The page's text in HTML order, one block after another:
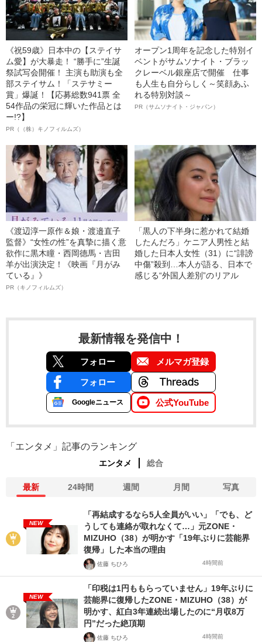
《祝59歳》日本中の【ステイサ
ム愛】が大暴走！ “勝手に”生誕
祭試写会開催！ 主演も助演も全
部ステイサム！「ステサミー
賞」爆誕！【応募総数941票 全
54作品の栄冠に輝いた作品とは
ー!?】
PR（（株）キノフィルムズ）
オープン1周年を記念した特別イ
ベントがサムソナイト・ブラッ
クレーベル銀座店で開催 仕事
も人生も自分らしく～笑顔あふ
れる特別対談～
PR（サムソナイト・ジャパン）
《渡辺淳一原作＆娘・渡邉直子
監督》“女性の性”を真摯に描く意
欲作に黒木瞳・西岡德馬・吉田
羊が出演決定！《映画『月がみ
ている』》
PR（キノフィルムズ）
「黒人の下半身に惹かれて結婚
したんだろ」ケニア人男性と結
婚した日本人女性（31）に“誹謗
中傷”殺到…本人が語る、日本で
感じる“外国人差別”のリアル
最新情報を発信中！
フォロー メルマガ登録
フォロー
Googleニュース 公式YouTube
「エンタメ」記事のランキング
エンタメ 総合
最新 24時間 週間 月間 写真
NEW
「再結成するなら5人全員がいい」「でも、ど
うしても連絡が取れなくて…」元ZONE・
MIZUHO（38）が明かす「19年ぶりに芸能界
復帰」した本当の理由
佐藤 ちひろ 4時間前
NEW
「印税は1円ももらっていません」19年ぶりに
芸能界に復帰したZONE・MIZUHO（38）が
明かす、紅白3年連続出場したのに“月収8万
円”だった絶頂期
佐藤 ちひろ 4時間前